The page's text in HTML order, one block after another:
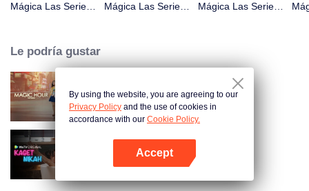
Mágica Las Series
Mágica Las Series
Mágica Las Series
Le podría gustar
La Hora Mágica Las Series
Married by Accident
By using the website, you are agreeing to our
Privacy Policy and the use of cookies in
accordance with our Cookie Policy.
Accept